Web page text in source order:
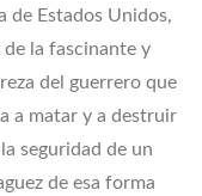
de Estados Unidos,
la fascinante y
del guerrero que
a matar y a destruir
seguridad de un
de esa forma